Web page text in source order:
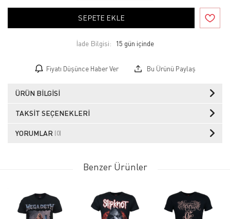
SEPETE EKLE
İade Bilgisi:
Fiyatı Düşünce Haber Ver Bu Ürünü Paylaş
ÜRÜN BILGISI
TAKSIT SEÇENEKLERI
YORUMLAR (0)
Benzer Ürünler